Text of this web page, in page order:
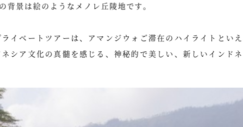
景は絵のようなメノレ丘陵地です。
イベートツアーは、アマンジウォご滞在のハイライトとい
シア文化の真髄を感じる、神秘的で美しい、新しいインド